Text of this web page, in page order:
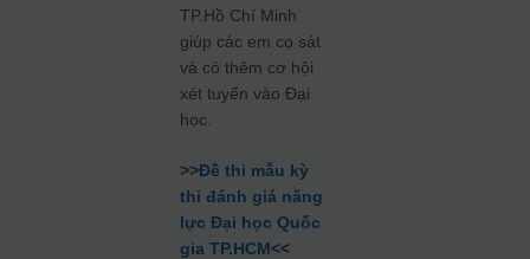
TP.Hồ Chí Minh
giúp các em cọ sát
và có thêm cơ hội
xét tuyển vào Đại
học.
>>Đề thi mẫu kỳ
thi đánh giá năng
lực Đại học Quốc
gia TP.HCM<<